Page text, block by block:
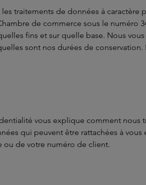
traitements de données à caractère
de commerce sous le numéro
fins et sur quelle base. Nous
sont nos durées de
vous explique comment nous
qui peuvent être rattachées à
ou de votre numéro de client.